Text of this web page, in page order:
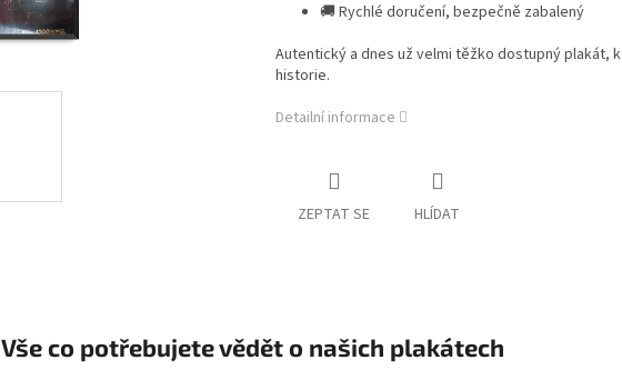
🚚 Rychlé doručení, bezpečně zabalený
Autentický a dnes už velmi těžko dostupný plakát,
historie.
Detailní informace
ZEPTAT SE HLÍDAT
Vše co potřebujete vědět o našich plakátech